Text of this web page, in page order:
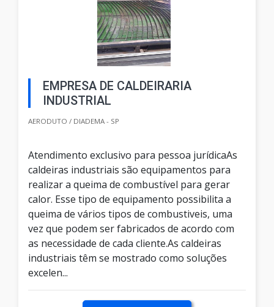
EMPRESA DE CALDEIRARIA
INDUSTRIAL
AERODUTO / DIADEMA - SP
Atendimento exclusivo para pessoa jurídicaAs
caldeiras industriais são equipamentos para
realizar a queima de combustível para gerar
calor. Esse tipo de equipamento possibilita a
queima de vários tipos de combustiveis, uma
vez que podem ser fabricados de acordo com
as necessidade de cada cliente.As caldeiras
industriais têm se mostrado como soluções
excelen...